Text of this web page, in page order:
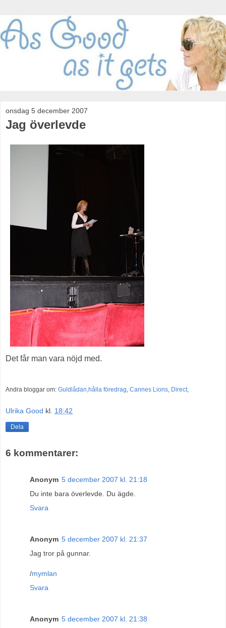
onsdag 5 december 2007
Jag överlevde
Det får man vara nöjd med.
Andra bloggar om: Guldlådan,hålla föredrag, Cannes Lions, Direct,
Ulrika Good kl. 18:42
Dela
6 kommentarer:
Anonym 5 december 2007 kl. 21:18
Du inte bara överlevde. Du ägde.
Svara
Anonym 5 december 2007 kl. 21:37
Jag tror på gunnar.
/mymlan
Svara
Anonym 5 december 2007 kl. 21:38